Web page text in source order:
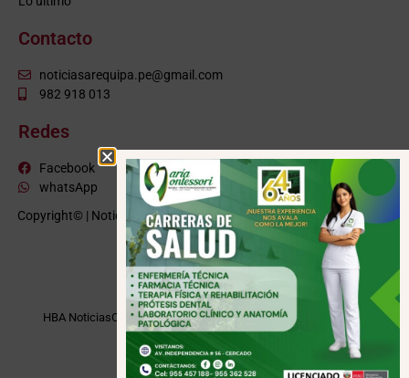
Contacto
noticiasarequipa.pe@gmail.com
982 918 013
Redes
Facebook
whatsApp
Copyright© | NoticiasArequipa.pe | Grupo HBA Noticias| Todos los
derechos reservados
VISITE TAMBIÉN
HBA NoticiasCusco InformaMoquegua Noticias Tacna Noticias
Puno Noticias